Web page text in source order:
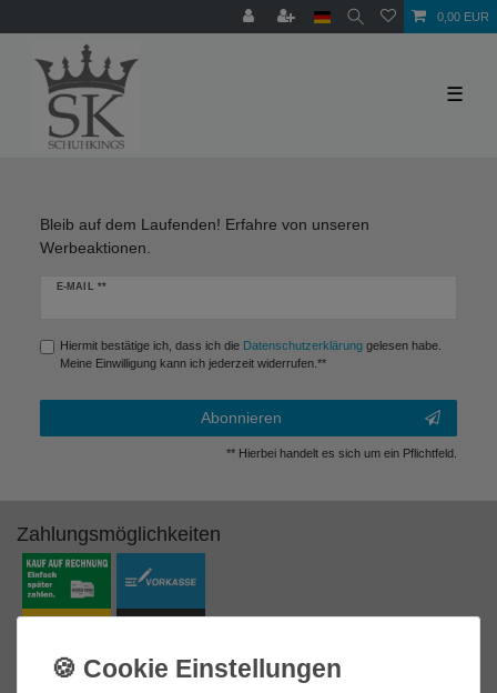
0,00 EUR
☰
Bleib auf dem Laufenden! Erfahre von unseren
Werbeaktionen.
E-MAIL **
Newsletter
Hiermit bestätige ich, dass ich die Daten­schutz­erklärunggelesen habe.
Meine Einwilligung kann ich jederzeit widerrufen.**
Abonnieren
** Hierbei handelt es sich um ein Pflichtfeld.
Zahlungsmöglichkeiten
Marken